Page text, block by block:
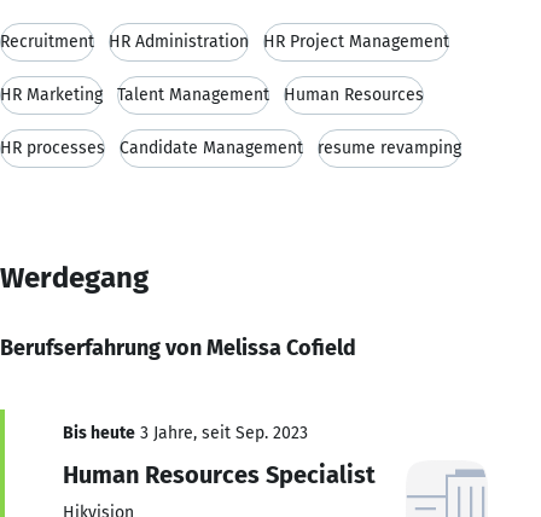
Recruitment HR Administration HR Project Management
HR Marketing Talent Management Human Resources
HR processes Candidate Management resume revamping
Werdegang
Berufserfahrung von Melissa Cofield
Bis heute 3 Jahre, seit Sep. 2023
Human Resources Specialist
Hikvision